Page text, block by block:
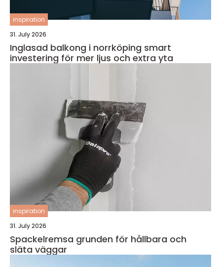
inspiration
31. July 2026
Inglasad balkong i norrköping smart
investering för mer ljus och extra yta
inspiration
31. July 2026
Spackelremsa grunden för hållbara och
släta väggar